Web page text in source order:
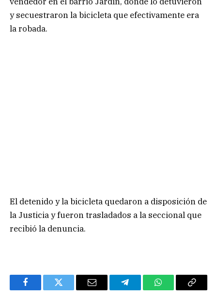
y secuestraron la bicicleta que efectivamente era
la robada.
El detenido y la bicicleta quedaron a disposición de
la Justicia y fueron trasladados a la seccional que
recibió la denuncia.
FacebookTwitter Email TelegramWhatsAppCopy